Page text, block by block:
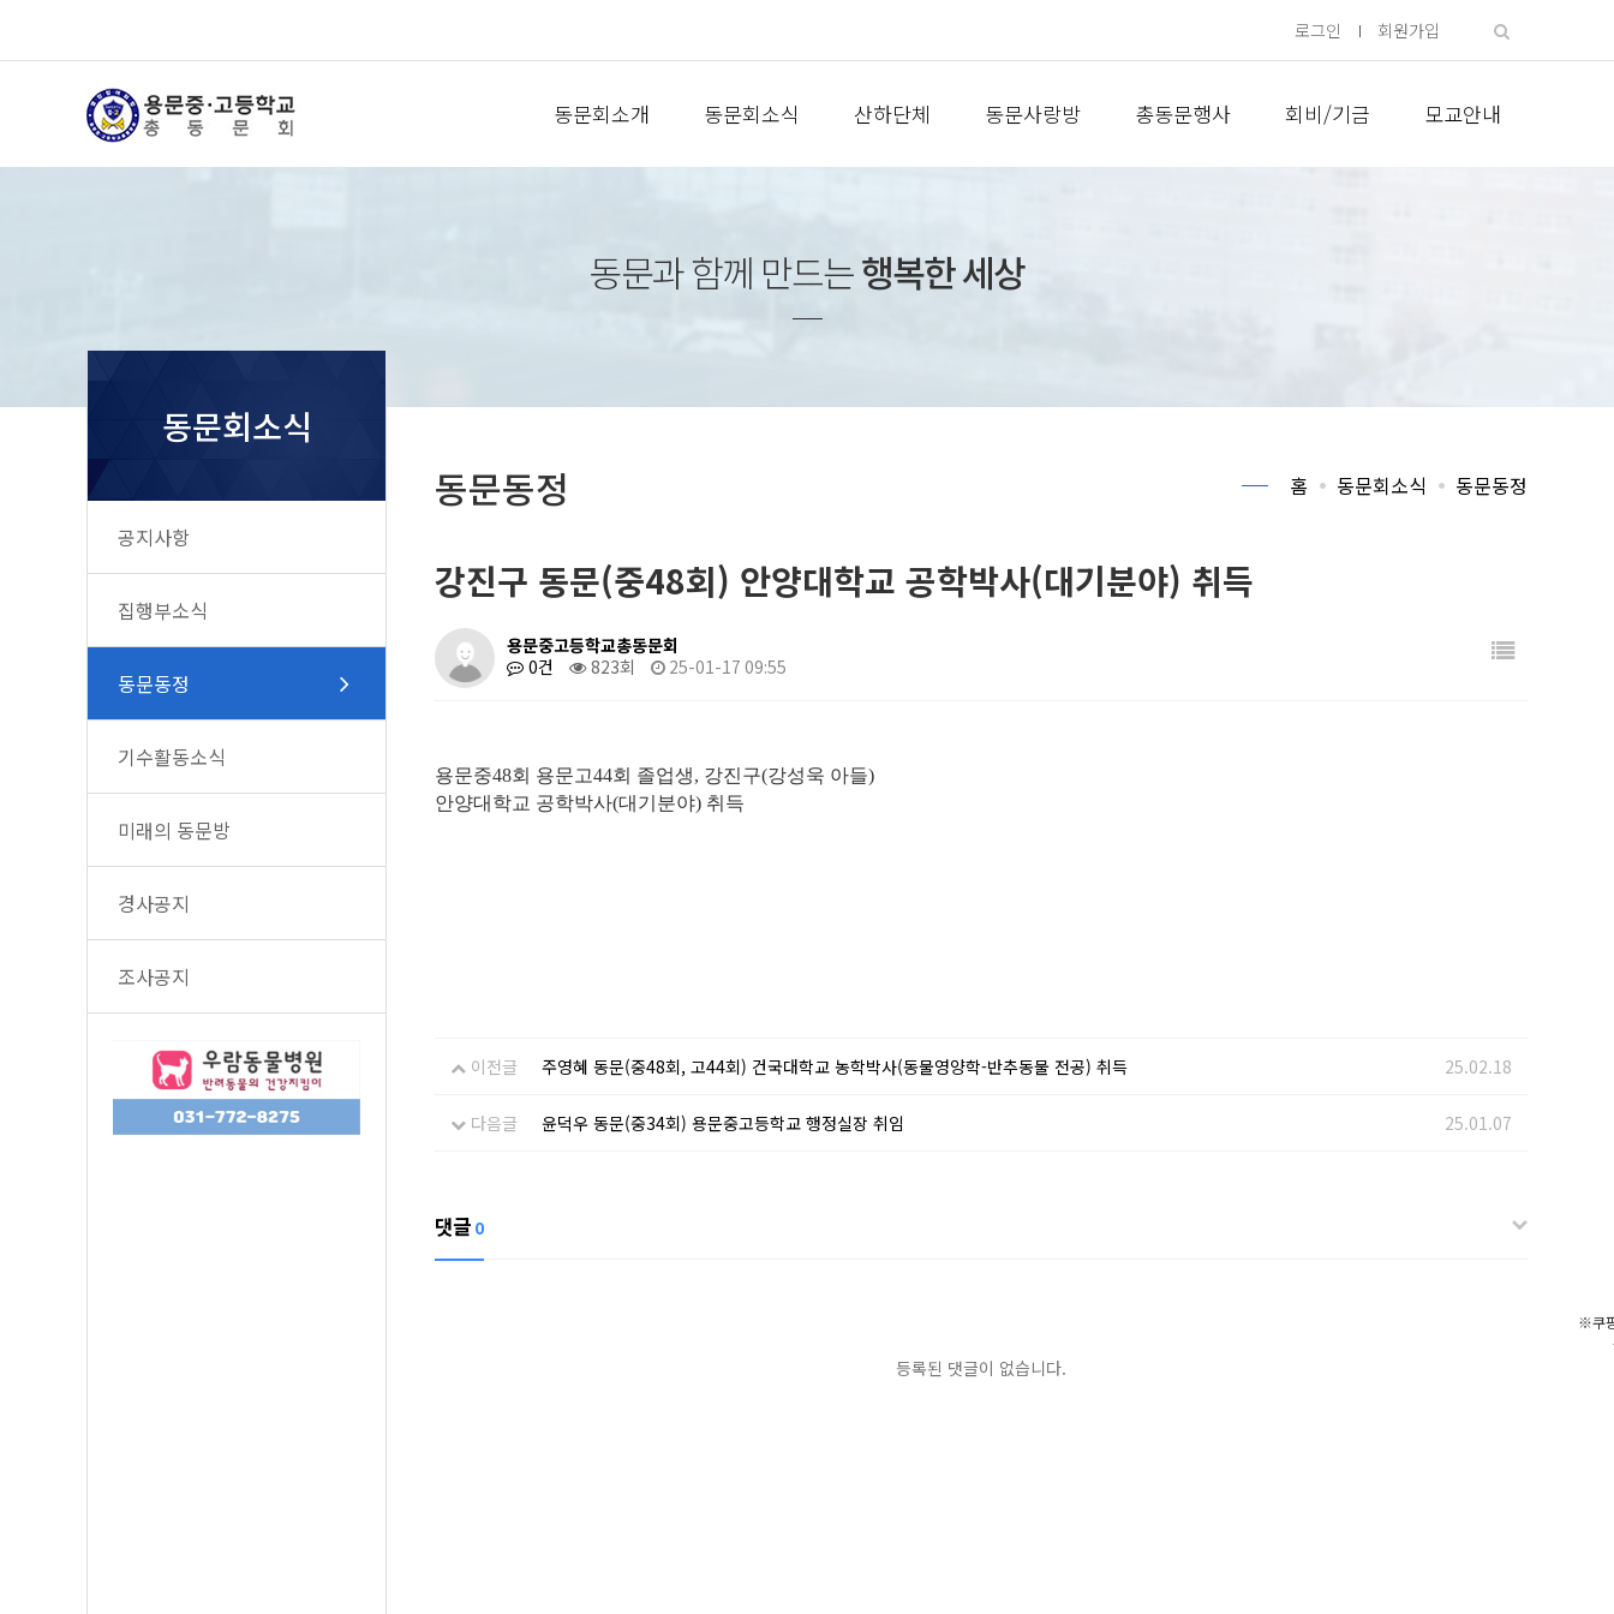
로그인 회원가입
동문회소개 동문회소식 산하단체 동문사랑방 총동문행사 회비/기금 모교안내
동문과 함께 만드는행복한 세상
※쿠
동문회소식
공지사항
집행부소식
동문동정
기수활동소식
미래의 동문방
경사공지
조사공지
동문동정 홈 동문회소식 동문동정
강진구 동문(중48회) 안양대학교 공학박사(대기분야) 취득
용문중고등학교총동문회
0건
823회 25-01-17 09:55
용문중48회 용문고44회 졸업생, 강진구(강성욱 아들)
안양대학교 공학박사(대기분야) 취득
이전글 주영혜 동문(중48회, 고44회) 건국대학교 농학박사(동물영양학-반추동물 전공) 취득 25.02.18
다음글 윤덕우 동문(중34회) 용문중고등학교 행정실장 취임 25.01.07
댓글 0
등록된 댓글이 없습니다.